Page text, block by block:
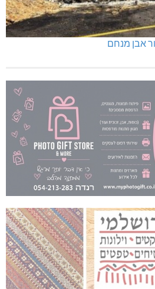
אבן מנחם